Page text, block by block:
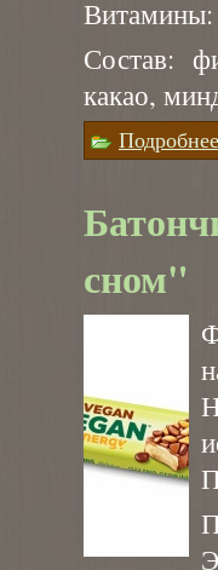
Состав:
какао,
Подробнее
сном"